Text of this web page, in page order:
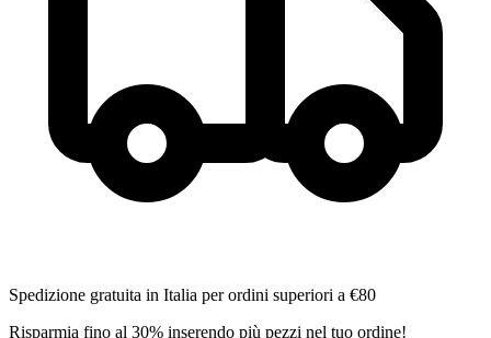
Spedizione gratuita in Italia per ordini superiori a €80
Risparmia fino al 30% inserendo più pezzi nel tuo ordine!